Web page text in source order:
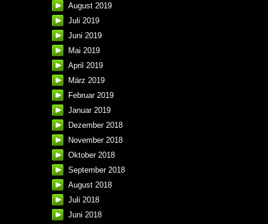
August 2019
Juli 2019
Juni 2019
Mai 2019
April 2019
März 2019
Februar 2019
Januar 2019
Dezember 2018
November 2018
Oktober 2018
September 2018
August 2018
Juli 2018
Juni 2018